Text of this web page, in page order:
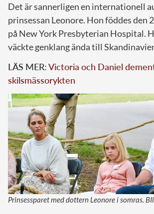
Det är sannerligen en internationell
prinsessan Leonore. Hon föddes den
på New York Presbyterian Hospital.
väckte genklang ända till
LÄS MER:Victoria och Daniel
skilsmässorykten
Prinsessparet med dottern Leonore i somras.